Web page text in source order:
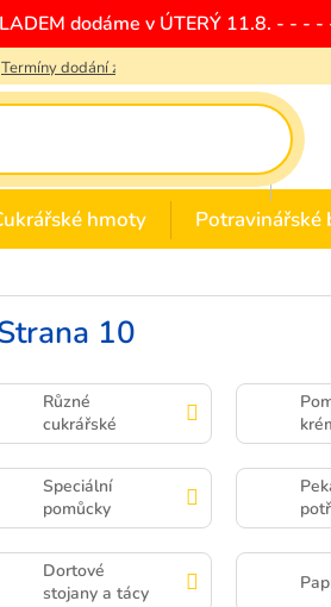
dodáme v ÚTERÝ 11.8. - - - -
Termíny dodání zboží
hmoty Potravinářské
10
Různé
cukrářské
pomůcky
Speciální
pomůcky
Dortové
stojany a tácy